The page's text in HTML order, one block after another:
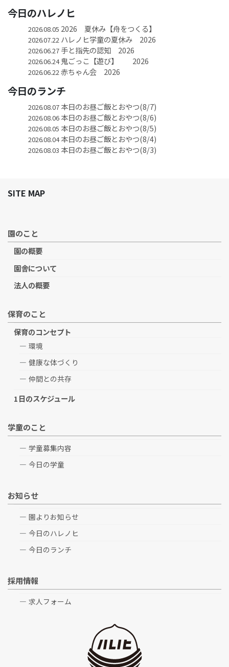
今日のハレノヒ
2026.08.05 2026 夏休み【舟をつくる】
2026.07.22ハレノヒ学童の夏休み 2026
2026.06.27手と指先の認知 2026
2026.06.24鬼ごっこ【遊び】 2026
2026.06.22赤ちゃん会 2026
今日のランチ
2026.08.07本日のお昼ご飯とおやつ(8/7)
2026.08.06本日のお昼ご飯とおやつ(8/6)
2026.08.05 本日のお昼ご飯とおやつ(8/5)
2026.08.04本日のお昼ご飯とおやつ(8/4)
2026.08.03 本日のお昼ご飯とおやつ(8/3)
SITE MAP
園のこと
園の概要
園舎について
法人の概要
保育のこと
保育のコンセプト
環境
健康な体づくり
仲間との共存
1日のスケジュール
学童のこと
学童募集内容
今日の学童
お知らせ
園よりお知らせ
今日のハレノヒ
今日のランチ
採用情報
求人フォーム